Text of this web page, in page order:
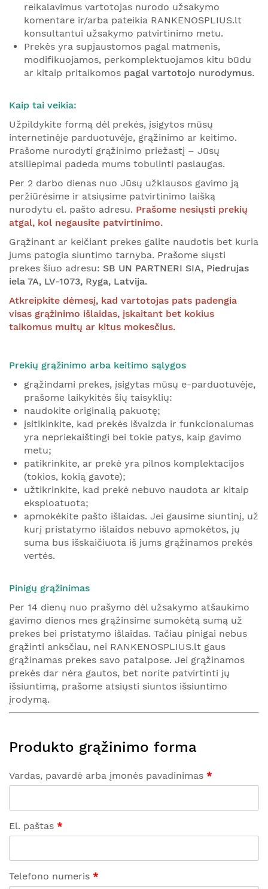
reikalavimus vartotojas nurodo užsakymo
komentare ir/arba pateikia RANKENOSPLIUS.lt
konsultantui užsakymo patvirtinimo metu.
Prekės yra supjaustomos pagal matmenis,
modifikuojamos, perkomplektuojamos kitu būdu
ar kitaip pritaikomos pagal vartotojo nurodymus.
Kaip tai veikia:
Užpildykite formą dėl prekės, įsigytos mūsų
internetinėje parduotuvėje, grąžinimo ar keitimo.
Prašome nurodyti grąžinimo priežastį – Jūsų
atsiliepimai padeda mums tobulinti paslaugas.
Per 2 darbo dienas nuo Jūsų užklausos gavimo ją
peržiūrėsime ir atsiųsime patvirtinimo laišką
nurodytu el. pašto adresu. Prašome nesiųsti prekių
atgal, kol negausite patvirtinimo.
Grąžinant ar keičiant prekes galite naudotis bet kuria
jums patogia siuntimo tarnyba. Prašome siųsti
prekes šiuo adresu: SB UN PARTNERI SIA, Piedrujas
iela 7A, LV-1073, Ryga, Latvija.
Atkreipkite dėmesį, kad vartotojas pats padengia
visas grąžinimo išlaidas, įskaitant bet kokius
taikomus muitų ar kitus mokesčius.
Prekių grąžinimo arba keitimo sąlygos
grąžindami prekes, įsigytas mūsų e-parduotuvėje,
prašome laikykitės šių taisyklių:
naudokite originalią pakuotę;
įsitikinkite, kad prekės išvaizda ir funkcionalumas
yra nepriekaištingi bei tokie patys, kaip gavimo
metu;
patikrinkite, ar prekė yra pilnos komplektacijos
(tokios, kokią gavote);
užtikrinkite, kad prekė nebuvo naudota ar kitaip
eksploatuota;
apmokėkite pašto išlaidas. Jei gausime siuntinį, už
kurį pristatymo išlaidos nebuvo apmokėtos, jų
suma bus išskaičiuota iš jums grąžinamos prekės
vertės.
Pinigų grąžinimas
Per 14 dienų nuo prašymo dėl užsakymo atšaukimo
gavimo dienos mes grąžinsime sumokėtą sumą už
prekes bei pristatymo išlaidas. Tačiau pinigai nebus
grąžinti anksčiau, nei RANKENOSPLIUS.lt gaus
grąžinamas prekes savo patalpose. Jei grąžinamos
prekės dar nėra gautos, bet norite patvirtinti jų
išsiuntimą, prašome atsiųsti siuntos išsiuntimo
įrodymą.
Produkto grąžinimo forma
Vardas, pavardė arba įmonės pavadinimas
El. paštas
Telefono numeris